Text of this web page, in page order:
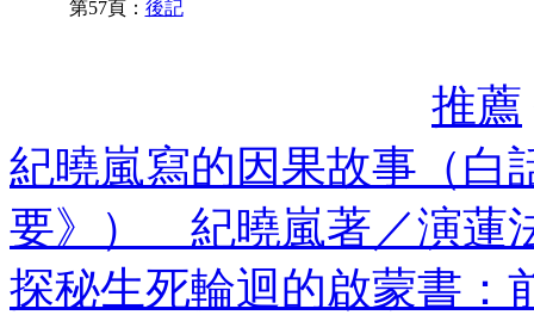
第57頁： 後記
推薦
紀曉嵐寫的因果故事（白
要》） 紀曉嵐著／演蓮
探秘生死輪迴的啟蒙書